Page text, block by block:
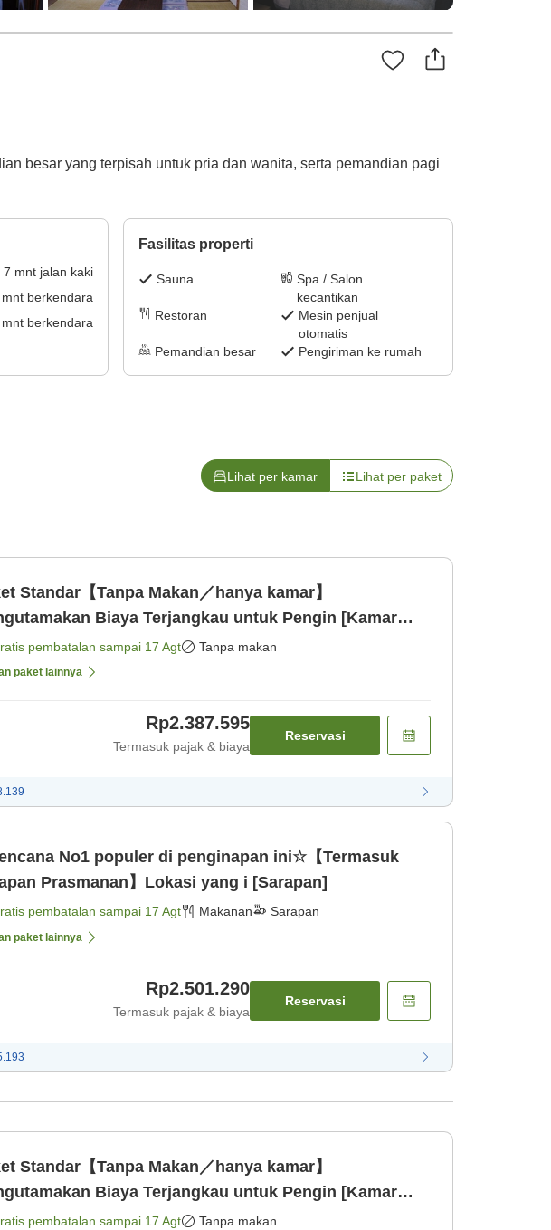
besar yang terpisah untuk pria dan wanita, serta pemandian pagi
7 mnt jalan kaki
mnt berkendara
mnt berkendara
Fasilitas properti
Sauna
Spa / Salon
kecantikan
Restoran
Mesin penjual
otomatis
Pemandian besar
Pengiriman ke rumah
Lihat per kamar Lihat per paket
Standar【Tanpa Makan／hanya kamar】
Biaya Terjangkau untuk Pengin [Kamar
pembatalan sampai 17 Agt Tanpa makan
paket lainnya
Rp2.387.595
Termasuk pajak & biaya
Reservasi
No1 populer di penginapan ini☆【Termasuk
Prasmanan】Lokasi yang i [Sarapan]
pembatalan sampai 17 Agt Makanan Sarapan
paket lainnya
Rp2.501.290
Termasuk pajak & biaya
Reservasi
Standar【Tanpa Makan／hanya kamar】
Biaya Terjangkau untuk Pengin [Kamar
pembatalan sampai 17 Agt Tanpa makan